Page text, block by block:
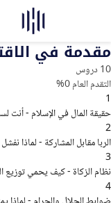
مقدمة في
10 دروس
التقدم العام0%
1
حقيقة المال في الإسلام - أنت
2
الربا مقابل المشاركة - لماذا
3
نظام الزكاة - كيف يحمي توزيع
4